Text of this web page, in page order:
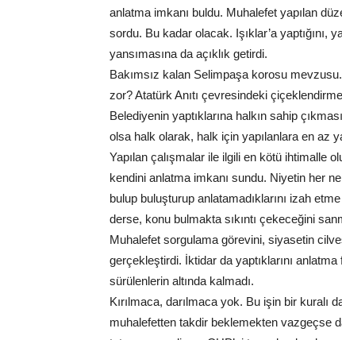
anlatma imkanı buldu. Muhalefet yapılan
sordu. Bu kadar olacak. Işıklar’a yaptığını,
yansımasına da açıklık getirdi.
Bakımsız kalan Selimpaşa korosu
zor? Atatürk Anıtı çevresindeki
Belediyenin yaptıklarına halkın sahip
olsa halk olarak, halk için yapılanlara en az
Yapılan çalışmalar ile ilgili en kötü ihtimalle
kendini anlatma imkanı sundu. Niyetin her
bulup buluşturup anlatamadıklarını izah
derse, konu bulmakta sıkıntı çekeceğini
Muhalefet sorgulama görevini, siyasetin
gerçekleştirdi. İktidar da yaptıklarını
sürülenlerin altında kalmadı.
Kırılmaca, darılmaca yok. Bu işin bir kuralı
muhalefetten takdir beklemekten vazgeçse